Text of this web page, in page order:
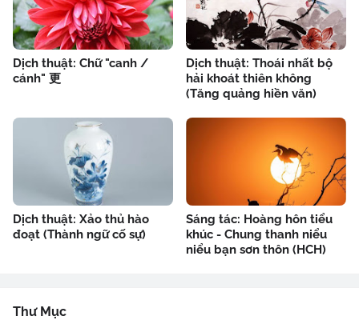
Dịch thuật: Chữ "canh /
cánh" 更
Dịch thuật: Thoái nhất bộ
hải khoát thiên không
(Tăng quảng hiền văn)
Dịch thuật: Xảo thủ hào
đoạt (Thành ngữ cố sự)
Sáng tác: Hoàng hôn tiểu
khúc - Chung thanh niểu
niểu bạn sơn thôn (HCH)
Thư Mục